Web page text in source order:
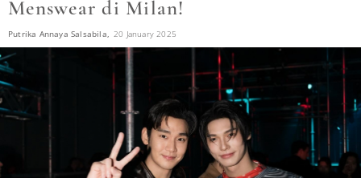
Menswear di Milan!
Putrika Annaya Salsabila, 20 January 2025